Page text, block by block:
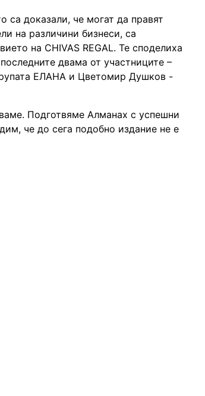
доказали, че могат да правят
на различини бизнеси, са
на CHIVAS REGAL. Те споделиха
двама от участниците –
ЕЛАНА и Цветомир Душков -
Подготвяме Алманах с успешни
че до сега подобно издание не е